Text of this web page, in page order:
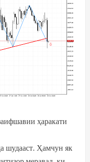
ҳаракати
шудааст. Ҳамчун як